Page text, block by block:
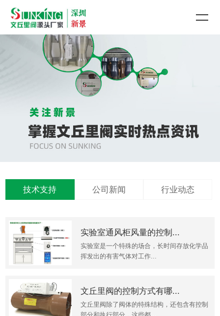
技术支持 公司新闻 行业动态
实验室通风柜风量的控制...
实验室是一个特殊的场合，长时间存放化学品
挥发出的有害气体对工作...
文丘里阀的控制方式有哪...
文丘里阀除了阀体的特殊结构，还包含有控制